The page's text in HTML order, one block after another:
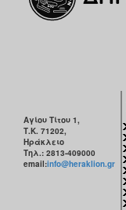
Αγίου Τίτου 1,
Τ.Κ. 71202,
Ηράκλειο
Τηλ.: 2813-409000
email:info@heraklion.gr